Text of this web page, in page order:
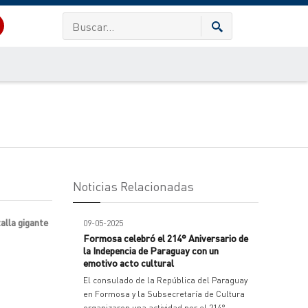
gigante
Noticias Relacionadas
09-05-2025
Formosa celebró el 214° Aniversario de
la Indepencia de Paraguay con un
emotivo acto cultural
El consulado de la República del Paraguay
en Formosa y la Subsecretaría de Cultura